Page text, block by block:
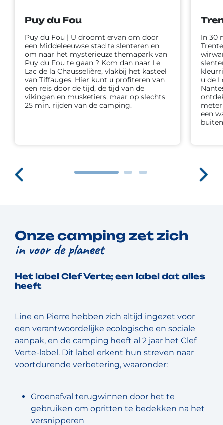
Puy du Fou
Puy du Fou | U droomt ervan om door
een Middeleeuwse stad te slenteren en
om naar het mysterieuze themapark van
Puy du Fou te gaan ? Kom dan naar Le
Lac de la Chausselière, vlakbij het kasteel
van Tiffauges. Hier kunt u profiteren van
een reis door de tijd, de tijd van de
vikingen en musketiers, maar op slechts
25 min. rijden van de camping.
In 30
u de
een
Onze camping zet zich
in voor de planeet
Het label Clef Verte; een label dat alles
heeft
Line en Pierre hebben zich altijd ingezet voor
een verantwoordelijke ecologische en sociale
aanpak, en de camping heeft al 2 jaar het Clef
Verte-label. Dit label erkent hun streven naar
voortdurende verbetering, waaronder:
Groenafval terugwinnen door het te
gebruiken om opritten te bedekken na het
versnipperen